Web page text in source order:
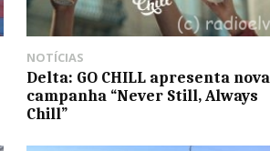
NOTÍCIAS
Delta: GO CHILL apresenta nova
campanha “Never Still, Always
Chill”